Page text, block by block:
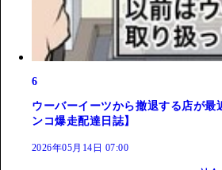
6
ウーバーイーツから撤退する店が最
ンコ爆走配達日誌】
2026年05月14日 07:00